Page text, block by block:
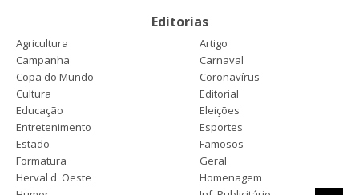
Editorias
Agricultura
Artigo
Campanha
Carnaval
Copa do Mundo
Coronavírus
Cultura
Editorial
Educação
Eleições
Entretenimento
Esportes
Estado
Famosos
Formatura
Geral
Herval d' Oeste
Homenagem